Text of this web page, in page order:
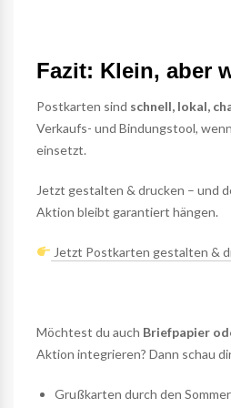
Fazit: Klein, aber
Postkarten sind schnell, lokal,
Verkaufs- und Bindungstool,
einsetzt.
Jetzt gestalten & drucken – und
Aktion bleibt garantiert hängen.
Jetzt Postkarten gestalten &
Möchtest du auch Briefpapier
Aktion integrieren? Dann schau
Grußkarten durch den